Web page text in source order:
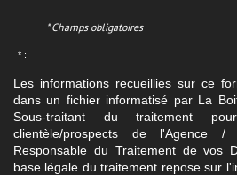
* Champs obligatoires
* :
Les informations recueillies sur ce
dans un fichier informatisé par La
Sous-traitant du traitement
clientèle/prospects de l'Agence
Responsable du Traitement de vos
base légale du traitement repose sur